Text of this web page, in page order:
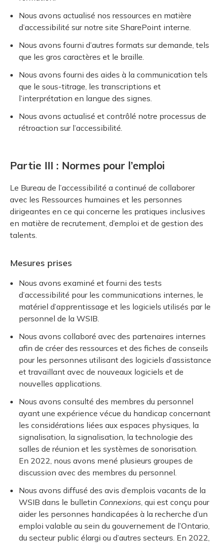
Nous avons actualisé nos ressources en matière
d’accessibilité sur notre site SharePoint interne.
Nous avons fourni d’autres formats sur demande, tels
que les gros caractères et le braille.
Nous avons fourni des aides à la communication tels
que le sous-titrage, les transcriptions et
l’interprétation en langue des signes.
Nous avons actualisé et contrôlé notre processus de
rétroaction sur l’accessibilité.
Partie III : Normes pour l’emploi
Le Bureau de l’accessibilité a continué de collaborer
avec les Ressources humaines et les personnes
dirigeantes en ce qui concerne les pratiques inclusives
en matière de recrutement, d’emploi et de gestion des
talents.
Mesures prises
Nous avons examiné et fourni des tests
d’accessibilité pour les communications internes, le
matériel d’apprentissage et les logiciels utilisés par le
personnel de la WSIB.
Nous avons collaboré avec des partenaires internes
afin de créer des ressources et des fiches de conseils
pour les personnes utilisant des logiciels d’assistance
et travaillant avec de nouveaux logiciels et de
nouvelles applications.
Nous avons consulté des membres du personnel
ayant une expérience vécue du handicap concernant
les considérations liées aux espaces physiques, la
signalisation, la signalisation, la technologie des
salles de réunion et les systèmes de sonorisation.
En 2022, nous avons mené plusieurs groupes de
discussion avec des membres du personnel.
Nous avons diffusé des avis d’emplois vacants de la
WSIB dans le bulletin Connexions, qui est conçu pour
aider les personnes handicapées à la recherche d’un
emploi valable au sein du gouvernement de l’Ontario,
du secteur public élargi ou d’autres secteurs. En 2022,